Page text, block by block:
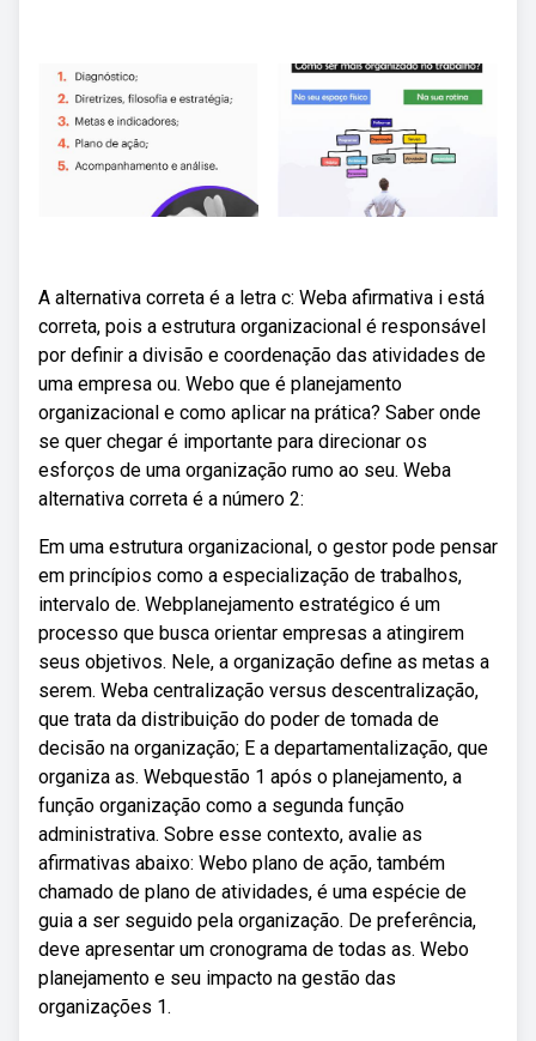
A alternativa correta é a letra c: Weba afirmativa i está
correta, pois a estrutura organizacional é responsável
por definir a divisão e coordenação das atividades de
uma empresa ou. Webo que é planejamento
organizacional e como aplicar na prática? Saber onde
se quer chegar é importante para direcionar os
esforços de uma organização rumo ao seu. Weba
alternativa correta é a número 2:
Em uma estrutura organizacional, o gestor pode pensar
em princípios como a especialização de trabalhos,
intervalo de. Webplanejamento estratégico é um
processo que busca orientar empresas a atingirem
seus objetivos. Nele, a organização define as metas a
serem. Weba centralização versus descentralização,
que trata da distribuição do poder de tomada de
decisão na organização; E a departamentalização, que
organiza as. Webquestão 1 após o planejamento, a
função organização como a segunda função
administrativa. Sobre esse contexto, avalie as
afirmativas abaixo: Webo plano de ação, também
chamado de plano de atividades, é uma espécie de
guia a ser seguido pela organização. De preferência,
deve apresentar um cronograma de todas as. Webo
planejamento e seu impacto na gestão das
organizações 1.